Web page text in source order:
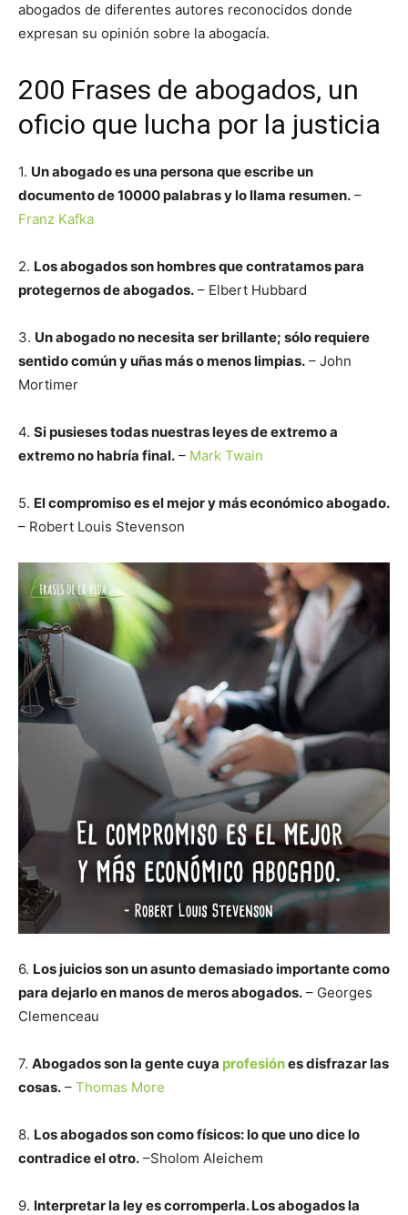
abogados de diferentes autores reconocidos donde
expresan su opinión sobre la abogacía.
200 Frases de abogados, un
oficio que lucha por la justicia
1. Un abogado es una persona que escribe un
documento de 10000 palabras y lo llama resumen. –
Franz Kafka
2. Los abogados son hombres que contratamos para
protegernos de abogados. – Elbert Hubbard
3. Un abogado no necesita ser brillante; sólo requiere
sentido común y uñas más o menos limpias. – John
Mortimer
4. Si pusieses todas nuestras leyes de extremo a
extremo no habría final. – Mark Twain
5. El compromiso es el mejor y más económico abogado.
– Robert Louis Stevenson
6. Los juicios son un asunto demasiado importante como
para dejarlo en manos de meros abogados. – Georges
Clemenceau
7. Abogados son la gente cuya profesiónes disfrazar las
cosas. – Thomas More
8. Los abogados son como físicos: lo que uno dice lo
contradice el otro. –Sholom Aleichem
9. Interpretar la ley es corromperla. Los abogados la